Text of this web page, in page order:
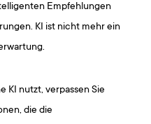
Empfehlungen
KI ist nicht mehr ein
KI nutzt, verpassen Sie
die die